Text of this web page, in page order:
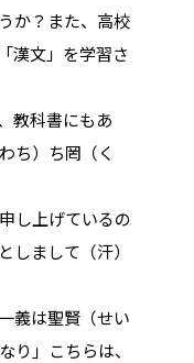
か？また、高校
漢文」を学習さ
教科書にもあ
ち）ち罔（く
し上げているの
しまして（汗）
義は聖賢（せい
り」こちらは、